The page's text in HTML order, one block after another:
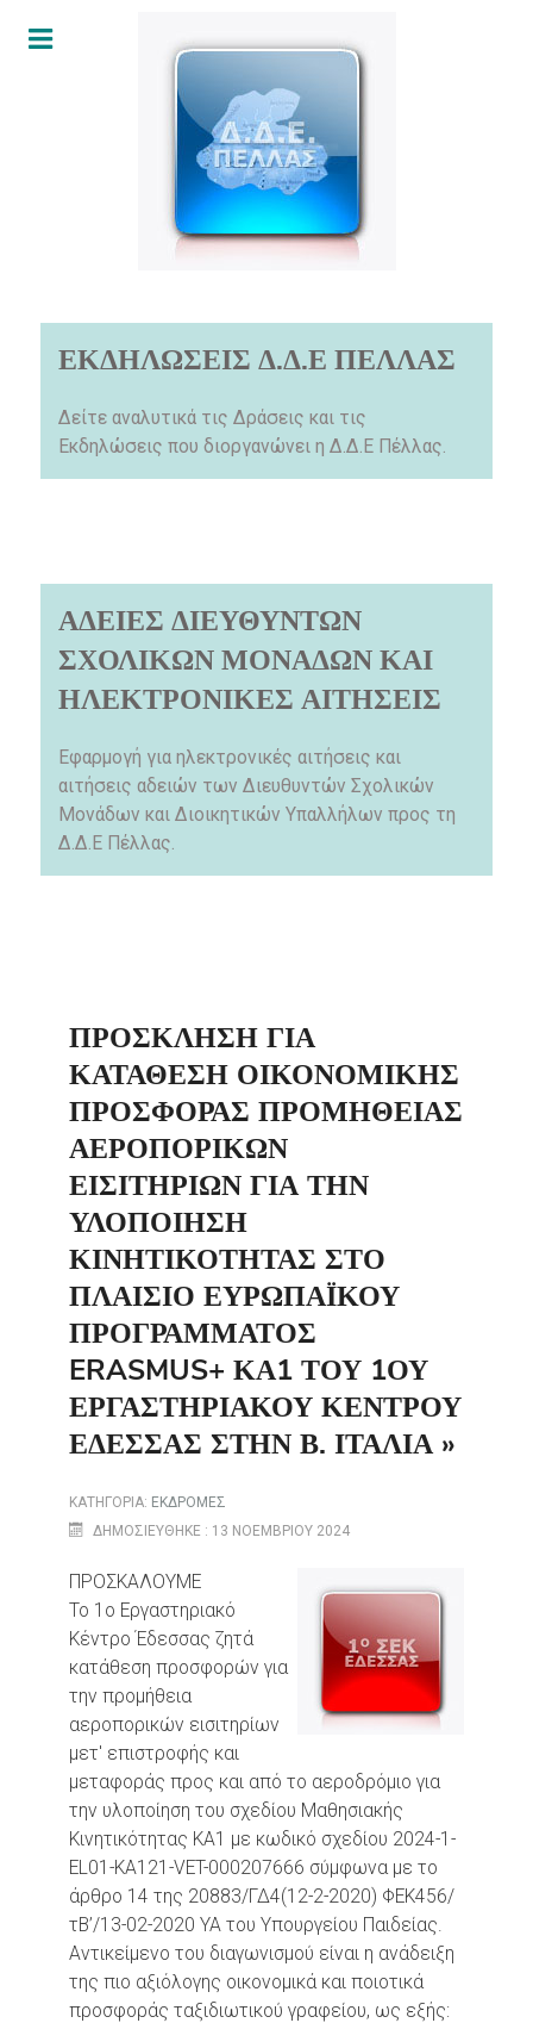
ΕΚΔΗΛΩΣΕΙΣ Δ.Δ.Ε ΠΕΛΛΑΣ
Δείτε αναλυτικά τις Δράσεις και τις
Εκδηλώσεις που διοργανώνει η Δ.Δ.Ε Πέλλας.
ΑΔΕΙΕΣ ΔΙΕΥΘΥΝΤΩΝ
ΣΧΟΛΙΚΩΝ ΜΟΝΑΔΩΝ ΚΑΙ
ΗΛΕΚΤΡΟΝΙΚΕΣ ΑΙΤΗΣΕΙΣ
Εφαρμογή για ηλεκτρονικές αιτήσεις και
αιτήσεις αδειών των Διευθυντών Σχολικών
Μονάδων και Διοικητικών Υπαλλήλων προς τη
Δ.Δ.Ε Πέλλας.
ΠΡΌΣΚΛΗΣΗ ΓΙΑ
ΚΑΤΆΘΕΣΗ ΟΙΚΟΝΟΜΙΚΉΣ
ΠΡΟΣΦΟΡΆΣ ΠΡΟΜΉΘΕΙΑΣ
ΑΕΡΟΠΟΡΙΚΏΝ
ΕΙΣΙΤΗΡΊΩΝ ΓΙΑ ΤΗΝ
ΥΛΟΠΟΊΗΣΗ
ΚΙΝΗΤΙΚΌΤΗΤΑΣ ΣΤΟ
ΠΛΑΊΣΙΟ ΕΥΡΩΠΑΪΚΟΎ
ΠΡΟΓΡΆΜΜΑΤΟΣ
ERASMUS+ ΚΑ1 ΤΟΥ 1ΟΥ
ΕΡΓΑΣΤΗΡΙΑΚΟΎ ΚΈΝΤΡΟΥ
ΈΔΕΣΣΑΣ ΣΤΗΝ Β. ΙΤΑΛΊΑ »
ΚΑΤΗΓΟΡΊΑ: ΕΚΔΡΟΜΕΣ
ΔΗΜΟΣΙΕΎΘΗΚΕ : 13 ΝΟΕΜΒΡΊΟΥ 2024
ΠΡΟΣΚΑΛΟΥΜΕ
Το 1ο Εργαστηριακό
Κέντρο Έδεσσας ζητά
κατάθεση προσφορών για
την προμήθεια
αεροπορικών εισιτηρίων
μετ' επιστροφής και
μεταφοράς προς και από το αεροδρόμιο για
την υλοποίηση του σχεδίου Μαθησιακής
Κινητικότητας ΚΑ1 με κωδικό σχεδίου 2024-1-
EL01-KA121-VET-000207666 σύμφωνα με το
άρθρο 14 της 20883/ΓΔ4(12-2-2020) ΦΕΚ456/
τΒ’/13-02-2020 ΥΑ του Υπουργείου Παιδείας.
Αντικείμενο του διαγωνισμού είναι η ανάδειξη
της πιο αξιόλογης οικονομικά και ποιοτικά
προσφοράς ταξιδιωτικού γραφείου, ως εξής: